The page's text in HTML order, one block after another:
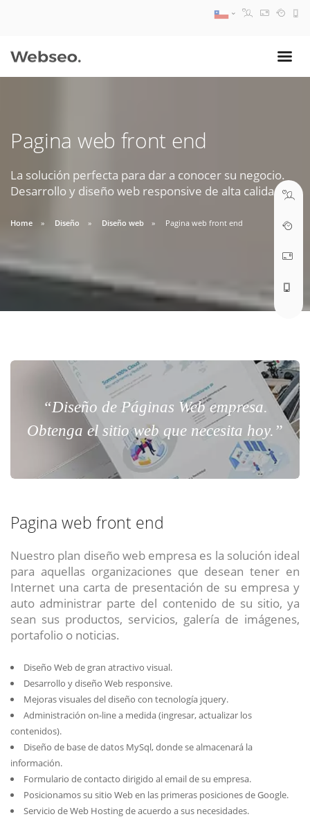
Pagina web front end
La solución perfecta para dar a conocer su negocio.
Desarrollo y diseño web responsive de alta calidad.
Home Diseño Diseño web Pagina web front end
“Diseño de Páginas Web empresa.
Obtenga el sitio web que necesita hoy.”
Pagina web front end
Nuestro plan diseño web empresa es la solución ideal
para aquellas organizaciones que desean tener en
Internet una carta de presentación de su empresa y
auto administrar parte del contenido de su sitio, ya
sean sus productos, servicios, galería de imágenes,
portafolio o noticias.
Diseño Web de gran atractivo visual.
Desarrollo y diseño Web responsive.
Mejoras visuales del diseño con tecnología jquery.
Administración on-line a medida (ingresar, actualizar los
contenidos).
Diseño de base de datos MySql, donde se almacenará la
información.
Formulario de contacto dirigido al email de su empresa.
Posicionamos su sitio Web en las primeras posiciones de Google.
Servicio de Web Hosting de acuerdo a sus necesidades.
09:30 AM A 18:30 PM
soporte@webseo.cl